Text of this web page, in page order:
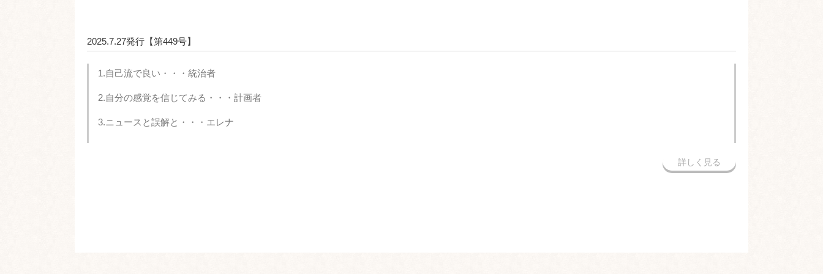
2025.7.27発行【第449号】
1.自己流で良い・・・統治者
2.自分の感覚を信じてみる・・・計画者
3.ニュースと誤解と・・・エレナ
詳しく見る